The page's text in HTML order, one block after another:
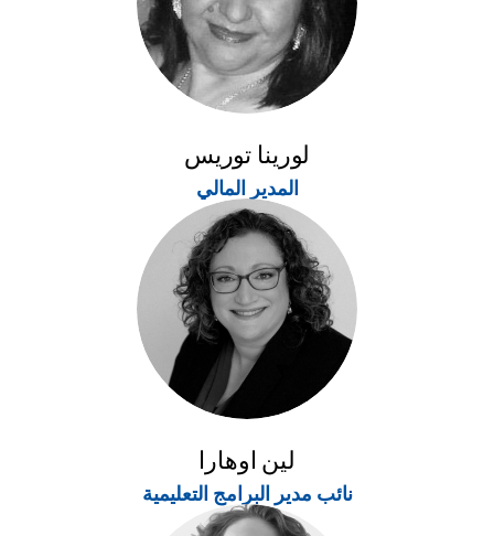
لورينا توريس
المدير المالي
لين اوهارا
نائب مدير البرامج التعليمية